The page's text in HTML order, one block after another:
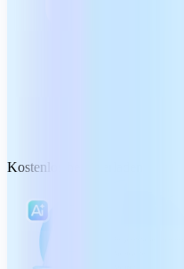
Kostenlos herunterladen